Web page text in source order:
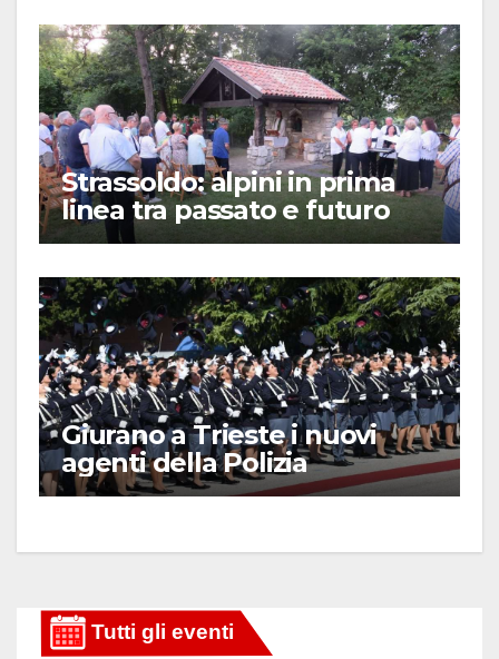
Strassoldo: alpini in prima
linea tra passato e futuro
Giurano a Trieste i nuovi
agenti della Polizia